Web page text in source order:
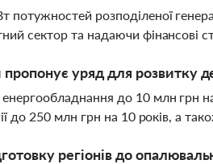
потужностей розподіленої
сектор та надаючи фінансові
уряд для розвитку
до 10 млн грн
до 250 млн грн на 10 років, а
регіонів до